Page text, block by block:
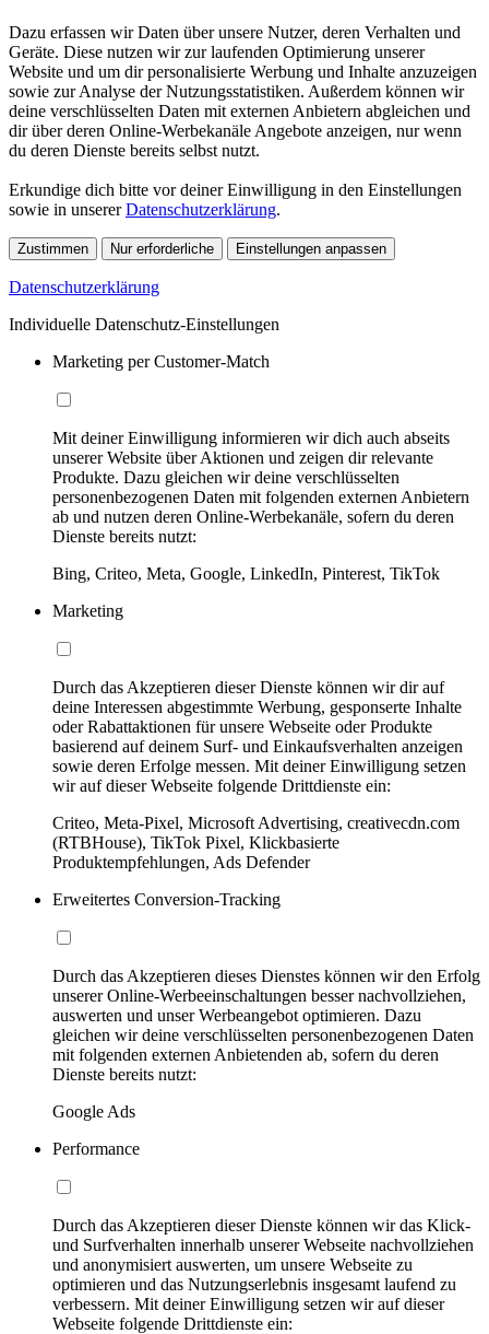
Dazu erfassen wir Daten über unsere Nutzer, deren Verhalten und
Geräte. Diese nutzen wir zur laufenden Optimierung unserer
Website und um dir personalisierte Werbung und Inhalte anzuzeigen
sowie zur Analyse der Nutzungsstatistiken. Außerdem können wir
deine verschlüsselten Daten mit externen Anbietern abgleichen und
dir über deren Online-Werbekanäle Angebote anzeigen, nur wenn
du deren Dienste bereits selbst nutzt.
Erkundige dich bitte vor deiner Einwilligung in den Einstellungen
sowie in unsererDatenschutzerklärung.
Zustimmen Nur erforderliche Einstellungen anpassen
Datenschutzerklärung
Individuelle Datenschutz-Einstellungen
Marketing per Customer-Match
Mit deiner Einwilligung informieren wir dich auch abseits
unserer Website über Aktionen und zeigen dir relevante
Produkte. Dazu gleichen wir deine verschlüsselten
personenbezogenen Daten mit folgenden externen Anbietern
ab und nutzen deren Online-Werbekanäle, sofern du deren
Dienste bereits nutzt:
Bing, Criteo, Meta, Google, LinkedIn, Pinterest, TikTok
Marketing
Durch das Akzeptieren dieser Dienste können wir dir auf
deine Interessen abgestimmte Werbung, gesponserte Inhalte
oder Rabattaktionen für unsere Webseite oder Produkte
basierend auf deinem Surf- und Einkaufsverhalten anzeigen
sowie deren Erfolge messen. Mit deiner Einwilligung setzen
wir auf dieser Webseite folgende Drittdienste ein:
Criteo, Meta-Pixel, Microsoft Advertising, creativecdn.com
(RTBHouse), TikTok Pixel, Klickbasierte
Produktempfehlungen, Ads Defender
Erweitertes Conversion-Tracking
Durch das Akzeptieren dieses Dienstes können wir den Erfolg
unserer Online-Werbeeinschaltungen besser nachvollziehen,
auswerten und unser Werbeangebot optimieren. Dazu
gleichen wir deine verschlüsselten personenbezogenen Daten
mit folgenden externen Anbietenden ab, sofern du deren
Dienste bereits nutzt:
Google Ads
Performance
Durch das Akzeptieren dieser Dienste können wir das Klick-
und Surfverhalten innerhalb unserer Webseite nachvollziehen
und anonymisiert auswerten, um unsere Webseite zu
optimieren und das Nutzungserlebnis insgesamt laufend zu
verbessern. Mit deiner Einwilligung setzen wir auf dieser
Webseite folgende Drittdienste ein: